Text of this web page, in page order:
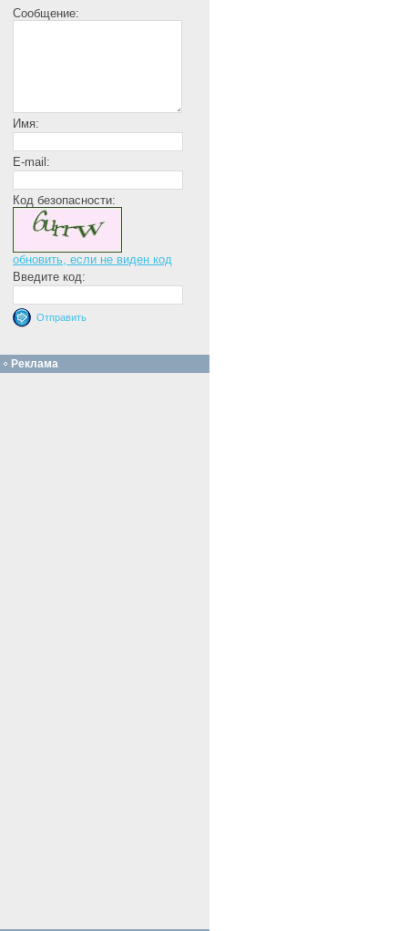
Сообщение:
Имя:
E-mail:
Код безопасности:
обновить, если не виден код
Введите код:
Реклама